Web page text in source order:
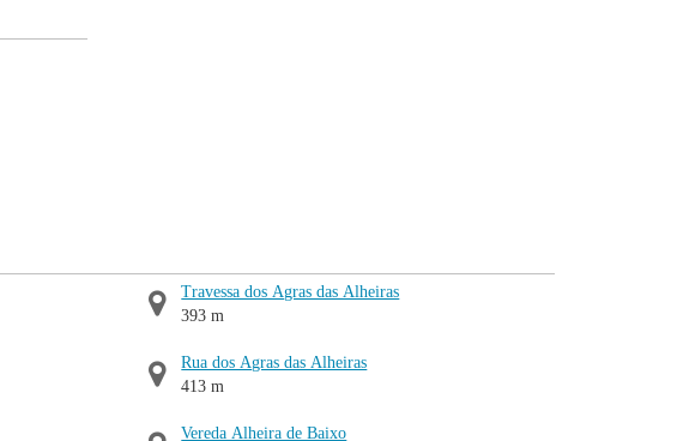
Travessa dos Agras das Alheiras
393 m
Rua dos Agras das Alheiras
413 m
Vereda Alheira de Baixo